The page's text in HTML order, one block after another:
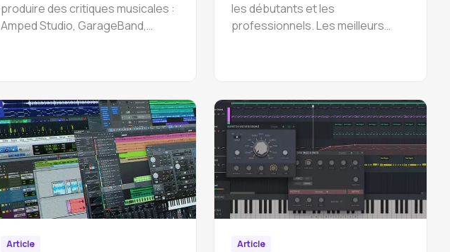
produire des critiques musicales :
Amped Studio, GarageBand,
les débutants et les
professionnels. Les meilleurs
Article Article